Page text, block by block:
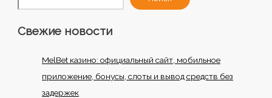
Свежие новости
MelBet казино: официальный сайт, мобильное
приложение, бонусы, слоты и вывод средств без
задержек